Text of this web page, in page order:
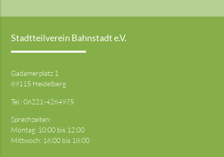
Stadtteilverein Bahnstadt e.V.
Gadamerplatz 1
69115 Heidelberg
Tel.:06221-4264975
Sprechzeiten:
Montag: 10:00 bis 12:00
Mittwoch: 16:00 bis 18:00